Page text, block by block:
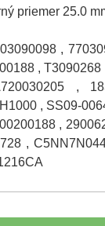
priemer 25.0
,
, T3090268
,
, SS09-
,
,